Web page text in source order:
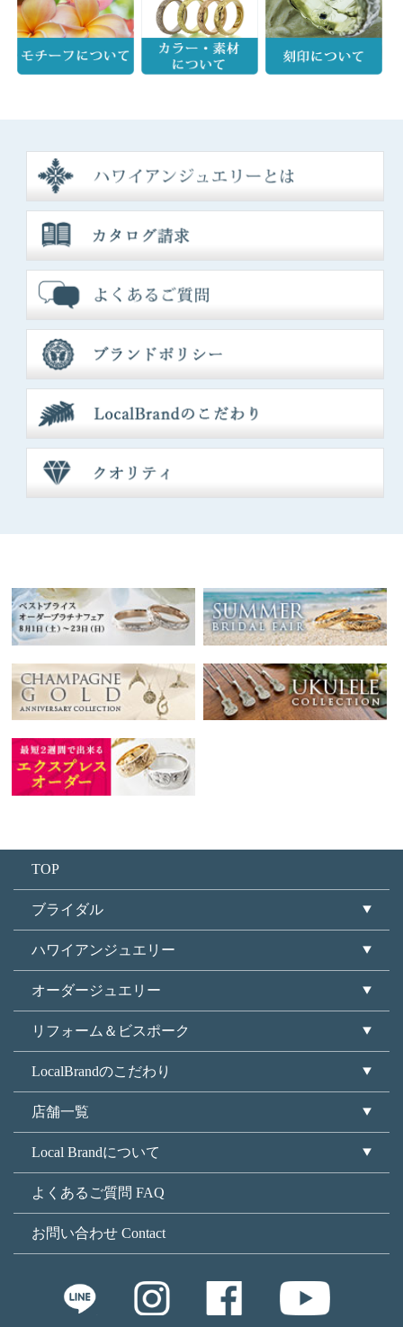
TOP
ブライダル
ハワイアンジュエリー
オーダージュエリー
リフォーム＆ビスポーク
LocalBrandのこだわり
店舗一覧
Local Brandについて
よくあるご質問 FAQ
お問い合わせ Contact